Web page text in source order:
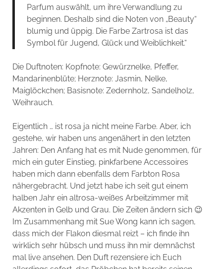
Parfum auswählt, um ihre Verwandlung zu
beginnen. Deshalb sind die Noten von „Beauty“
blumig und üppig. Die Farbe Zartrosa ist das
Symbol für Jugend, Glück und Weiblichkeit.“
Die Duftnoten: Kopfnote: Gewürznelke, Pfeffer,
Mandarinenblüte; Herznote: Jasmin, Nelke,
Maiglöckchen; Basisnote: Zedernholz, Sandelholz,
Weihrauch.
Eigentlich … ist rosa ja nicht meine Farbe. Aber, ich
gestehe, wir haben uns angenähert in den letzten
Jahren: Den Anfang hat es mit Nude genommen, für
mich ein guter Einstieg, pinkfarbene Accessoires
haben mich dann ebenfalls dem Farbton Rosa
nähergebracht. Und jetzt habe ich seit gut einem
halben Jahr ein altrosa-weißes Arbeitzimmer mit
Akzenten in Gelb und Grau. Die Zeiten ändern sich 😉
Im Zusammenhang mit Sue Wong kann ich sagen,
dass mich der Flakon diesmal reizt – ich finde ihn
wirklich sehr hübsch und muss ihn mir demnächst
mal live ansehen. Den Duft rezensiere ich Euch